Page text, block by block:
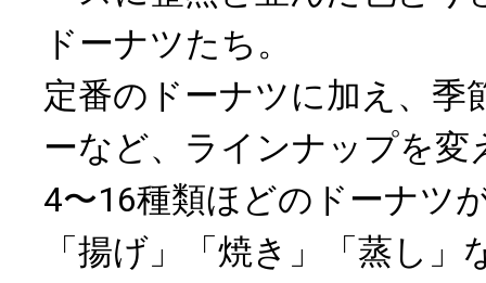
ドーナツたち。
定番のドーナツに加え、季
ーなど、ラインナップを変
4〜16種類ほどのドーナツ
「揚げ」「焼き」「蒸し」